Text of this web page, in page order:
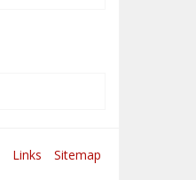
Links Sitemap